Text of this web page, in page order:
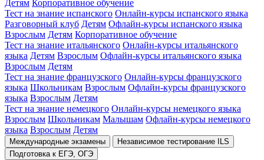
Детям Корпоративное обучение
Тест на знание испанского Онлайн-курсы испанского языка
Разговорный клуб Детям Офлайн-курсы испанского языка
Взрослым Детям Корпоративное обучение
Тест на знание итальянского Онлайн-курсы итальянского
языка Детям Взрослым Офлайн-курсы итальянского языка
Взрослым Детям
Тест на знание французского Онлайн-курсы французского
языка Школьникам Взрослым Офлайн-курсы французского
языка Взрослым Детям
Тест на знание немецкого Онлайн-курсы немецкого языка
Взрослым Школьникам Малышам Офлайн-курсы немецкого
языка Взрослым Детям
Международные экзамены
Независимое тестирование ILS
Подготовка к ЕГЭ, ОГЭ